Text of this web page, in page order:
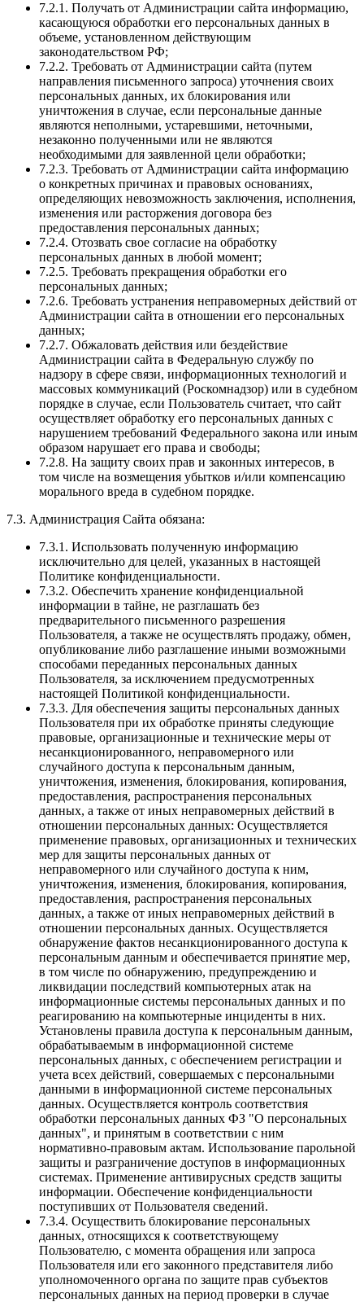
7.2.1. Получать от Администрации сайта информацию,
касающуюся обработки его персональных данных в
объеме, установленном действующим
законодательством РФ;
7.2.2. Требовать от Администрации сайта (путем
направления письменного запроса) уточнения своих
персональных данных, их блокирования или
уничтожения в случае, если персональные данные
являются неполными, устаревшими, неточными,
незаконно полученными или не являются
необходимыми для заявленной цели обработки;
7.2.3. Требовать от Администрации сайта информацию
о конкретных причинах и правовых основаниях,
определяющих невозможность заключения, исполнения,
изменения или расторжения договора без
предоставления персональных данных;
7.2.4. Отозвать свое согласие на обработку
персональных данных в любой момент;
7.2.5. Требовать прекращения обработки его
персональных данных;
7.2.6. Требовать устранения неправомерных действий от
Администрации сайта в отношении его персональных
данных;
7.2.7. Обжаловать действия или бездействие
Администрации сайта в Федеральную службу по
надзору в сфере связи, информационных технологий и
массовых коммуникаций (Роскомнадзор) или в судебном
порядке в случае, если Пользователь считает, что сайт
осуществляет обработку его персональных данных с
нарушением требований Федерального закона или иным
образом нарушает его права и свободы;
7.2.8. На защиту своих прав и законных интересов, в
том числе на возмещения убытков и/или компенсацию
морального вреда в судебном порядке.
7.3. Администрация Сайта обязана:
7.3.1. Использовать полученную информацию
исключительно для целей, указанных в настоящей
Политике конфиденциальности.
7.3.2. Обеспечить хранение конфиденциальной
информации в тайне, не разглашать без
предварительного письменного разрешения
Пользователя, а также не осуществлять продажу, обмен,
опубликование либо разглашение иными возможными
способами переданных персональных данных
Пользователя, за исключением предусмотренных
настоящей Политикой конфиденциальности.
7.3.3. Для обеспечения защиты персональных данных
Пользователя при их обработке приняты следующие
правовые, организационные и технические меры от
несанкционированного, неправомерного или
случайного доступа к персональным данным,
уничтожения, изменения, блокирования, копирования,
предоставления, распространения персональных
данных, а также от иных неправомерных действий в
отношении персональных данных: Осуществляется
применение правовых, организационных и технических
мер для защиты персональных данных от
неправомерного или случайного доступа к ним,
уничтожения, изменения, блокирования, копирования,
предоставления, распространения персональных
данных, а также от иных неправомерных действий в
отношении персональных данных. Осуществляется
обнаружение фактов несанкционированного доступа к
персональным данным и обеспечивается принятие мер,
в том числе по обнаружению, предупреждению и
ликвидации последствий компьютерных атак на
информационные системы персональных данных и по
реагированию на компьютерные инциденты в них.
Установлены правила доступа к персональным данным,
обрабатываемым в информационной системе
персональных данных, с обеспечением регистрации и
учета всех действий, совершаемых с персональными
данными в информационной системе персональных
данных. Осуществляется контроль соответствия
обработки персональных данных ФЗ "О персональных
данных", и принятым в соответствии с ним
нормативно-правовым актам. Использование парольной
защиты и разграничение доступов в информационных
системах. Применение антивирусных средств защиты
информации. Обеспечение конфиденциальности
поступивших от Пользователя сведений.
7.3.4. Осуществить блокирование персональных
данных, относящихся к соответствующему
Пользователю, с момента обращения или запроса
Пользователя или его законного представителя либо
уполномоченного органа по защите прав субъектов
персональных данных на период проверки в случае